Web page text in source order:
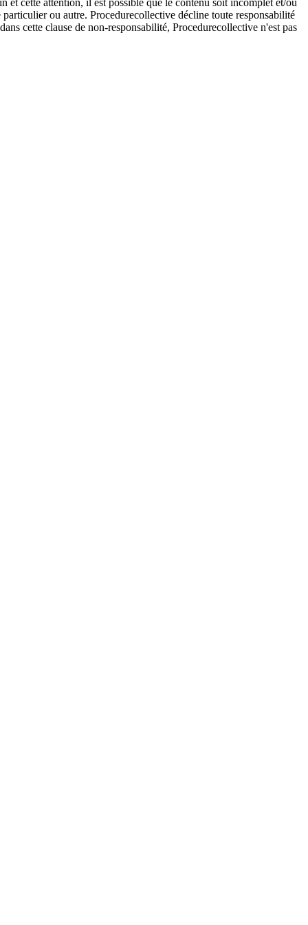
ou autre. Procedurecollective décline toute responsabilité
cette clause de non-responsabilité, Procedurecollective n'est pas